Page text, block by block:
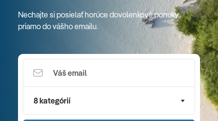
Nechajte si posielať horúce dovolenkové ponuky
priamo do vášho emailu.
8 kategórií